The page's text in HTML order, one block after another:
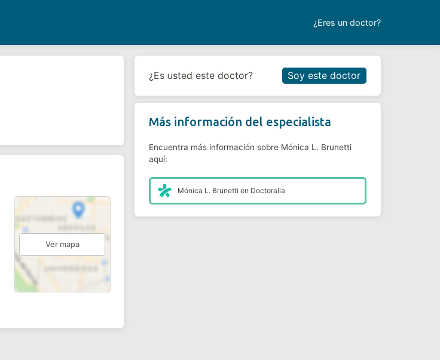
¿Eres un doctor?
Reservar cita
Ver mapa
¿Es usted este doctor? Soy este doctor
Más información del especialista
Encuentra más información sobre Mónica L. Brunetti
aquí:
Mónica L. Brunetti en Doctoralia